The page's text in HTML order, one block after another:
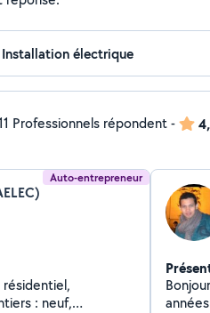
Professionnels répondent-
Auto-entrepreneur
: neuf,
Bonjour Je ss Vitor électricien professionnel
années Responsable et compétence. Je fais aussi